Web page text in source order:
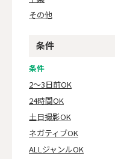
その他
条件
条件
2～3日前OK
24時間OK
土日撮影OK
ネガティブOK
ALLジャンルOK